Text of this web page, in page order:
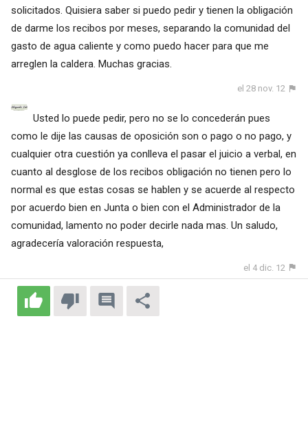
solicitados. Quisiera saber si puedo pedir y tienen la obligación
de darme los recibos por meses, separando la comunidad del
gasto de agua caliente y como puedo hacer para que me
arreglen la caldera. Muchas gracias.
el 28 nov. 12
Usted lo puede pedir, pero no se lo concederán pues
como le dije las causas de oposición son o pago o no pago, y
cualquier otra cuestión ya conlleva el pasar el juicio a verbal, en
cuanto al desglose de los recibos obligación no tienen pero lo
normal es que estas cosas se hablen y se acuerde al respecto
por acuerdo bien en Junta o bien con el Administrador de la
comunidad, lamento no poder decirle nada mas. Un saludo,
agradecería valoración respuesta,
el 4 dic. 12